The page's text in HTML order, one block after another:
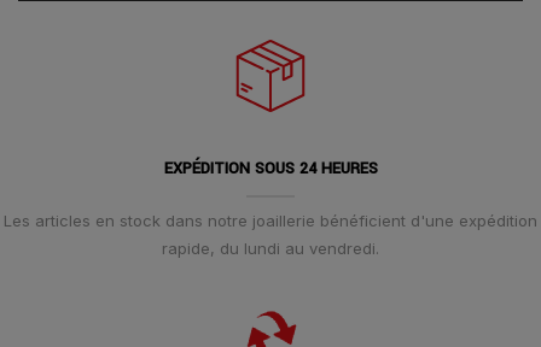
EXPÉDITION SOUS 24 HEURES
Les articles en stock dans notre joaillerie bénéficient d'une expédition
rapide, du lundi au vendredi.